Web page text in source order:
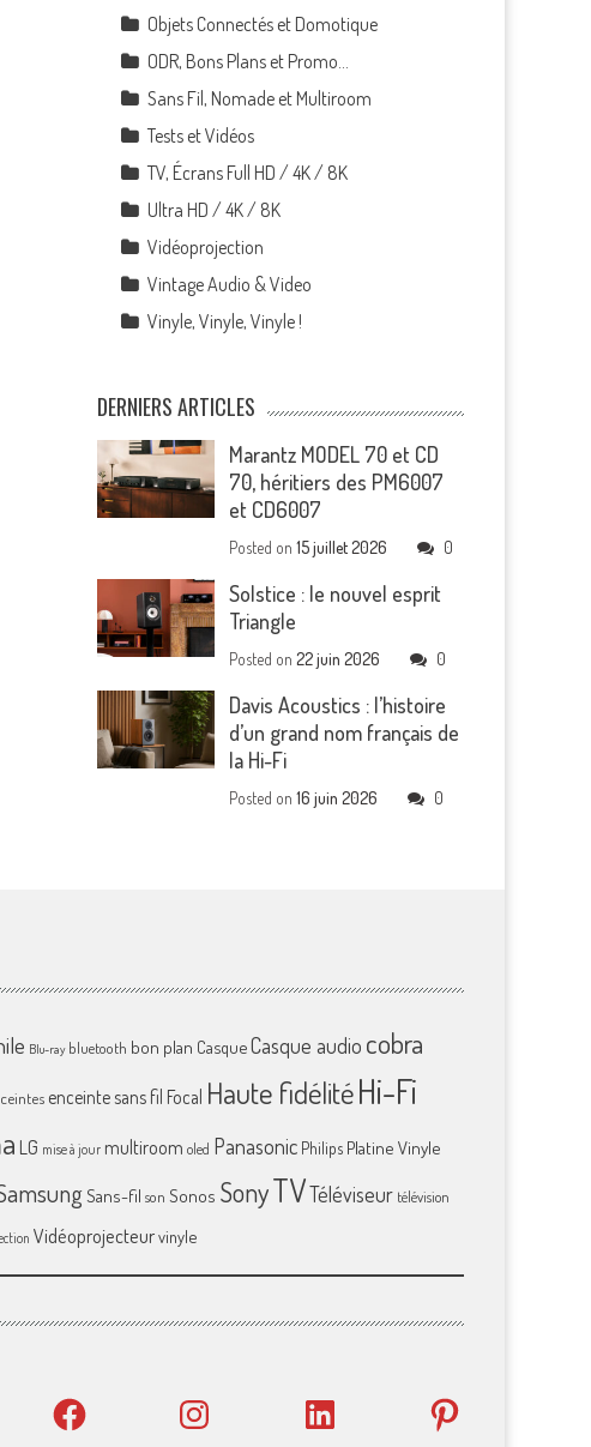
Objets Connectés et Domotique
ODR, Bons Plans et Promo…
Sans Fil, Nomade et Multiroom
Tests et Vidéos
TV, Écrans Full HD / 4K / 8K
Ultra HD / 4K / 8K
Vidéoprojection
Vintage Audio & Video
Vinyle, Vinyle, Vinyle !
DERNIERS ARTICLES
Marantz MODEL 70 et CD
70, héritiers des PM6007
et CD6007
Posted on15 juillet 2026 0
Solstice : le nouvel esprit
Triangle
Posted on22 juin 2026 0
Davis Acoustics : l’histoire
d’un grand nom français de
la Hi-Fi
Posted on16 juin 2026 0
Blu-ray bluetooth bon plan CasqueCasque audio cobra
enceinte sans fil Focal Haute fidélitéHi-Fi
LG mise à jour multiroom oled Panasonic Philips Platine Vinyle
Sans-fil son Sonos SonyTVTéléviseur télévision
Vidéoprojecteurvinyle
Facebook Instagram LinkedIn Pinterest